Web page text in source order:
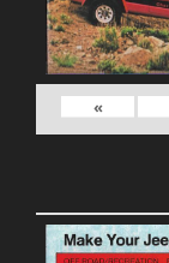
»